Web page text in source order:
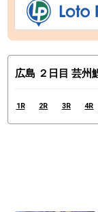
広島 ２日目 芸州
1R 2R 3R 4R